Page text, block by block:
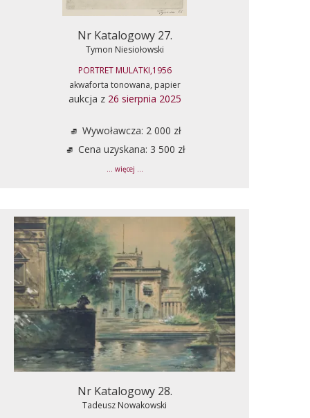
Nr Katalogowy 27.
Tymon Niesiołowski
PORTRET MULATKI,1956
akwaforta tonowana, papier
aukcja z 26 sierpnia 2025
Wywoławcza: 2 000 zł
Cena uzyskana: 3 500 zł
... więcej ...
Nr Katalogowy 28.
Tadeusz Nowakowski